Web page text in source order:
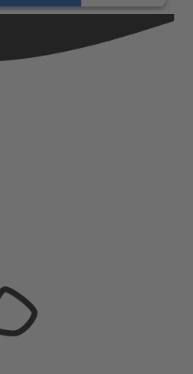
Usercentrics Consent
&eRecht24